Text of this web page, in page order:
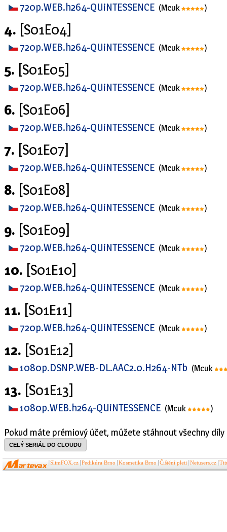
720p.WEB.h264-QUiNTESSENCE (Mcuk )
4. [S01E04]
720p.WEB.h264-QUiNTESSENCE (Mcuk )
5. [S01E05]
720p.WEB.h264-QUiNTESSENCE (Mcuk )
6. [S01E06]
720p.WEB.h264-QUiNTESSENCE (Mcuk )
7. [S01E07]
720p.WEB.h264-QUiNTESSENCE (Mcuk )
8. [S01E08]
720p.WEB.h264-QUiNTESSENCE (Mcuk )
9. [S01E09]
720p.WEB.h264-QUiNTESSENCE (Mcuk )
10. [S01E10]
720p.WEB.h264-QUiNTESSENCE (Mcuk )
11. [S01E11]
720p.WEB.h264-QUiNTESSENCE (Mcuk )
12. [S01E12]
1080p.DSNP.WEB-DL.AAC2.0.H264-NTb (Mcuk
13. [S01E13]
1080p.WEB.h264-QUiNTESSENCE (Mcuk )
Pokud máte prémiový účet, můžete stáhnout všechny díly
CELÝ SERIÁL DO CLOUDU
SlimFOX.cz Pedikúra Brno Kosmetika Brno Čištění pleti Netusers.cz